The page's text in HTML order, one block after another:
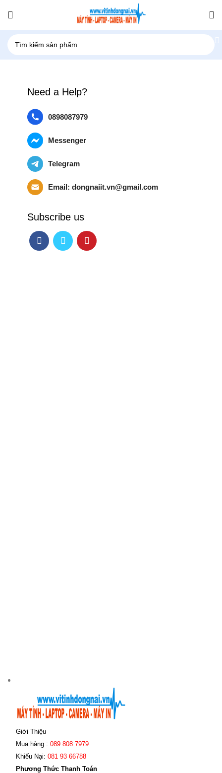
Need a Help?
0898087979
Messenger
Telegram
Email: dongnaiit.vn@gmail.com
Subscribe us
Giới Thiệu
Mua hàng : 089 808 7979
Khiếu Nại: 081 93 66788
Phương Thức Thanh Toán